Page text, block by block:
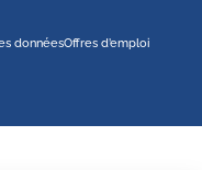
donnéesOffres d’emploi